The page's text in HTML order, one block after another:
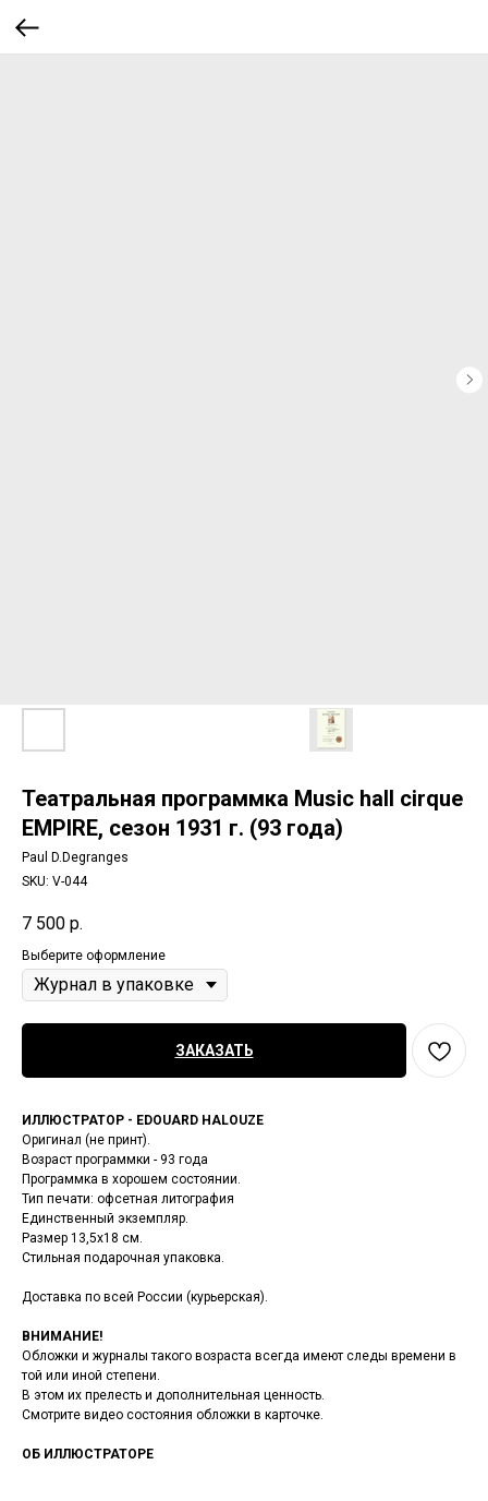
Театральная программка Music hall cirque
EMPIRE, сезон 1931 г. (93 года)
Paul D.Degranges
SKU: V-044
7 500 р.
Выберите оформление
ЗАКАЗАТЬ
ИЛЛЮСТРАТОР - EDOUARD HALOUZE
Оригинал (не принт).
Возраст программки - 93 года
Программка в хорошем состоянии.
Тип печати: офсетная литография
Единственный экземпляр.
Размер 13,5х18 см.
Стильная подарочная упаковка.
Доставка по всей России (курьерская).
ВНИМАНИЕ!
Обложки и журналы такого возраста всегда имеют следы времени в
той или иной степени.
В этом их прелесть и дополнительная ценность.
Смотрите видео состояния обложки в карточке.
ОБ ИЛЛЮСТРАТОРЕ